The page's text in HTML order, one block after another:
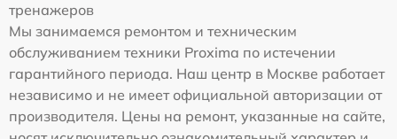
тренажеров
Мы занимаемся ремонтом и техническим
обслуживанием техники Proxima по истечении
гарантийного периода. Наш центр в Москве работает
независимо и не имеет официальной авторизации от
производителя. Цены на ремонт, указанные на сайте,